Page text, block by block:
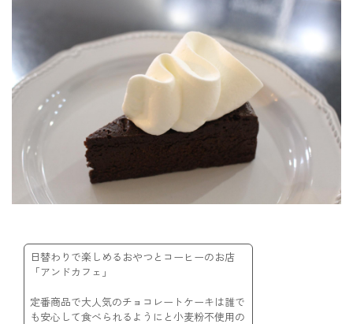
日替わりで楽しめるおやつとコーヒーのお店
「アンドカフェ」
定番商品で大人気のチョコレートケーキは誰で
も安心して食べられるようにと小麦粉不使用の